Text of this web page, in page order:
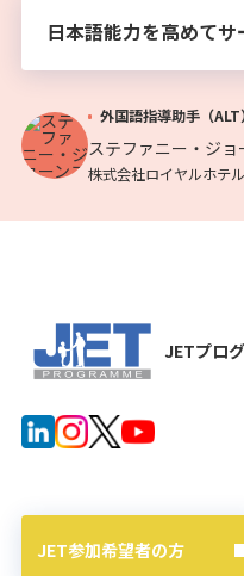
日本語能力を高めてサ
外国語指導助手（
ステファニー・ジョ
株式会社ロイヤルホテ
JETプロ
JET参加希望者の方